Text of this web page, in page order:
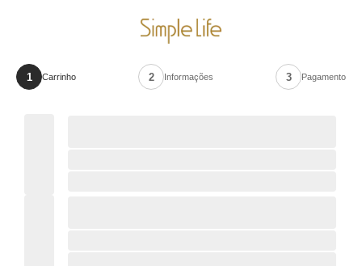
1 Carrinho 2 Informações 3 Pagamento